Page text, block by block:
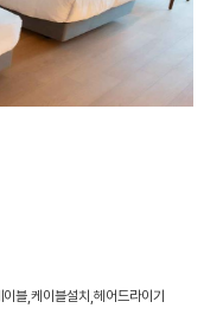
블,케이블설치,헤어드라이기